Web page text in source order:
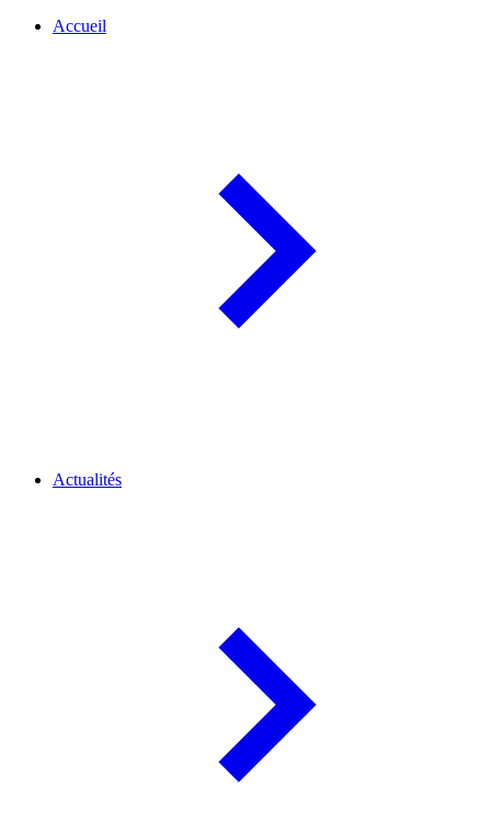
Accueil
Actualités